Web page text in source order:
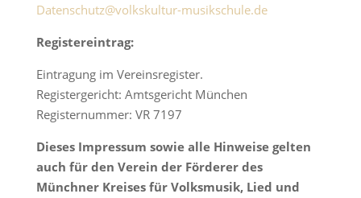
Datenschutz@volkskultur-musikschule.de
Registereintrag:
Eintragung im Vereinsregister.
Registergericht: Amtsgericht München
Registernummer: VR 7197
Dieses Impressum sowie alle Hinweise gelten
auch für den Verein der Förderer des
Münchner Kreises für Volksmusik, Lied und